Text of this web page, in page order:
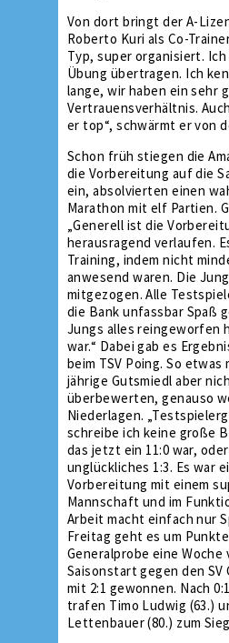
Von dort bringt der A-
Roberto Kuri als Co-
Typ, super organisiert. Ich
Übung übertragen. Ich
lange, wir haben ein sehr
Vertrauensverhältnis.
er top“, schwärmt er von
Schon früh stiegen die
die Vorbereitung auf die
ein, absolvierten einen
Marathon mit elf Partien.
„Generell ist die
herausragend verlaufen.
Training, indem nicht
anwesend waren. Die
mitgezogen. Alle
die Bank unfassbar Spaß
Jungs alles reingeworfen
war.“ Dabei gab es
beim TSV Poing. So etwas
jährige Gutsmiedl aber
überbewerten, genauso
Niederlagen.
schreibe ich keine große
das jetzt ein 11:0 war,
unglückliches 1:3. Es war
Vorbereitung mit einem
Mannschaft und im
Arbeit macht einfach nur
Freitag geht es um
Generalprobe eine Woche
Saisonstart gegen den SV
mit 2:1 gewonnen. Nach
trafen Timo Ludwig (63.)
Lettenbauer (80.) zum